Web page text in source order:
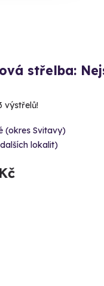
střelba:
výstřelů!
(okres Svitavy)
lokalit)